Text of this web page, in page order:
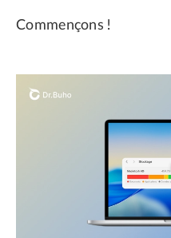
Commençons !